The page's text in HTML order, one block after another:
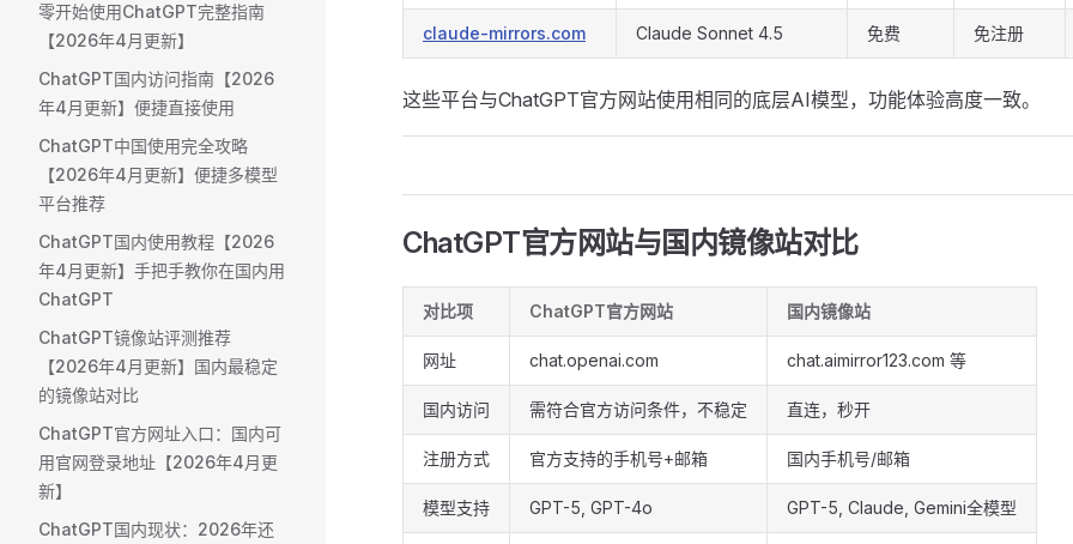
零开始使用ChatGPT完整指南
【2026年4月更新】
ChatGPT国内访问指南【2026
年4月更新】便捷直接使用
ChatGPT中国使用完全攻略
【2026年4月更新】便捷多模型
平台推荐
ChatGPT国内使用教程【2026
年4月更新】手把手教你在国内用
ChatGPT
ChatGPT镜像站评测推荐
【2026年4月更新】国内最稳定
的镜像站对比
ChatGPT官方网址入口：国内可
用官网登录地址【2026年4月更
新】
ChatGPT国内现状：2026年还
claude-mirrors.com Claude Sonnet 4.5 免费 免注册
这些平台与ChatGPT官方网站使用相同的底层AI模型，功能体验高度一致。
ChatGPT官方网站与国内镜像站对比
对比项 ChatGPT官方网站 国内镜像站
网址 chat.openai.com chat.aimirror123.com 等
国内访问 需符合官方访问条件，不稳定 直连，秒开
注册方式 官方支持的手机号+邮箱 国内手机号/邮箱
模型支持 GPT-5, GPT-4o GPT-5, Claude, Gemini全模型